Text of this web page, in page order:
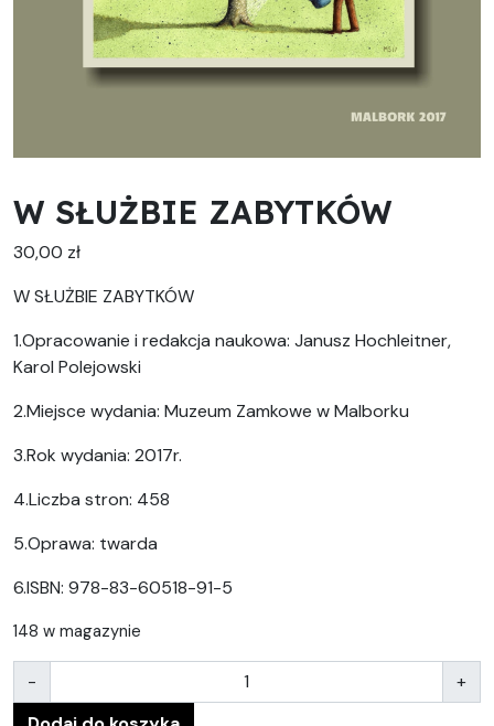
W SŁUŻBIE ZABYTKÓW
30,00 zł
W SŁUŻBIE ZABYTKÓW
1.Opracowanie i redakcja naukowa: Janusz Hochleitner,
Karol Polejowski
2.Miejsce wydania: Muzeum Zamkowe w Malborku
3.Rok wydania: 2017r.
4.Liczba stron: 458
5.Oprawa: twarda
6.ISBN: 978-83-60518-91-5
148 w magazynie
-
+